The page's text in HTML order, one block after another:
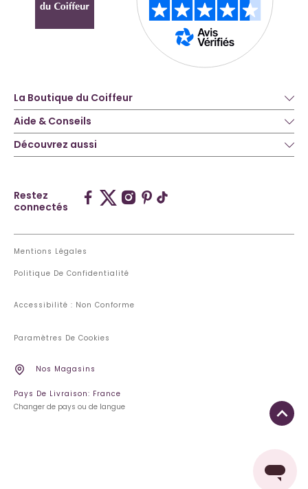
La Boutique du Coiffeur
Aide & Conseils
Découvrez aussi
Restez
connectés
Mentions Légales
Politique De Confidentialité
Accessibilité : Non Conforme
Paramètres De Cookies
Nos Magasins
Pays De Livraison: France
Changer de pays ou de langue